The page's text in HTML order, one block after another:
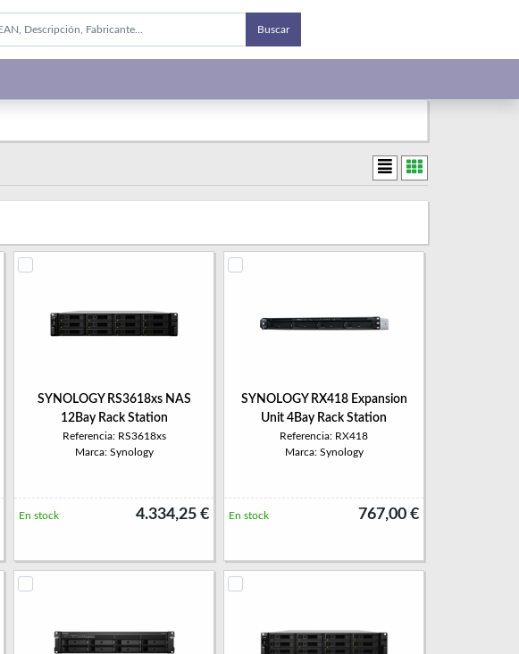
Buscar
SYNOLOGY RS3618xs NAS
12Bay Rack Station
Referencia: RS3618xs
Marca: Synology
4.334,25 €
En stock
SYNOLOGY RX418 Expansion
Unit 4Bay Rack Station
Referencia: RX418
Marca: Synology
767,00 €
En stock